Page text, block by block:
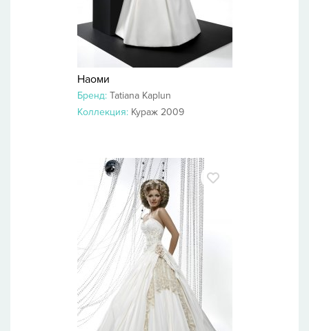
Наоми
Бренд: Tatiana Kaplun
Коллекция: Кураж 2009